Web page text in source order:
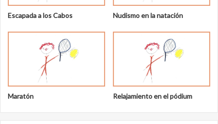
Escapada a los Cabos Nudismo en la natación
Maratón Relajamiento en el pódium